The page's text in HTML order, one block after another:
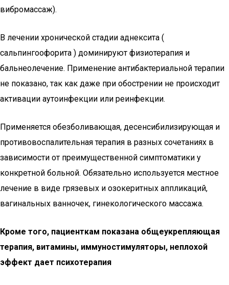
вибромассаж).
В лечении хронической стадии аднексита (
сальпингоофорита ) доминируют физиотерапия и
бальнеолечение. Применение антибактериальной терапии
не показано, так как даже при обострении не происходит
активации аутоинфекции или реинфекции.
Применяется обезболивающая, десенсибилизирующая и
противовоспалительная терапия в разных сочетаниях в
зависимости от преимущественной симптоматики у
конкретной больной. Обязательно используется местное
лечение в виде грязевых и озокеритных аппликаций,
вагинальных ванночек, гинекологического массажа.
Кроме того, пациенткам показана общеукрепляющая
терапия, витамины, иммуностимуляторы, неплохой
эффект дает психотерапия